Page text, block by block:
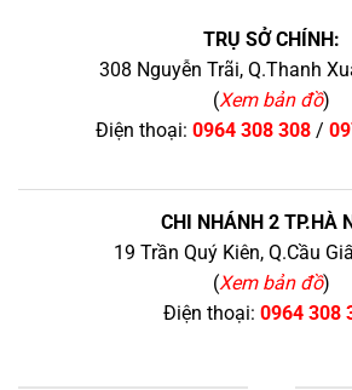
TRỤ SỞ CHÍNH:
308 Nguyễn Trãi, Q.Thanh
(Xem bản đồ)
Điện thoại: 0964 308 308/
CHI NHÁNH 2 TP.HÀ
19 Trần Quý Kiên, Q.Cầu
(Xem bản đồ)
Điện thoại: 0964 308